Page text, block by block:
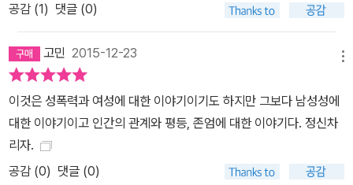
찾을 수 없었죠." -캐런 아는 남자에 의한 피해자 이에 대해 책에서는
간은 극소수 남성에게만 해당되는 일종의 정신병이 아닙니다. 사실
강간은 우리가 사회적으로 문제될 게 없다고 여기거나 혹은 사회적으
로 칭찬할 만하다고 보는 남성들의 행동양식과 큰 차이가 없어요"라
고. 이처럼 가해 남성들은 "자신이 한 일을 모르고 있을" 뿐이다. 조사
결과 가해 남성으로 나타난 남학생들은 평범한 대학생들의 모습이었
다. 다만 다른 남성들에 비해 성인잡지를 보다 더 자주 구독하며, 남녀
공감 (1) 댓글 (0)
고민 2015-12-23
이것은 성폭력과 여성에 대한 이야기이기도 하지만 그보다 남성성에
대한 이야기이고 인간의 관계와 평등, 존엄에 대한 이야기다. 정신차
리자.
공감 (0) 댓글 (0)